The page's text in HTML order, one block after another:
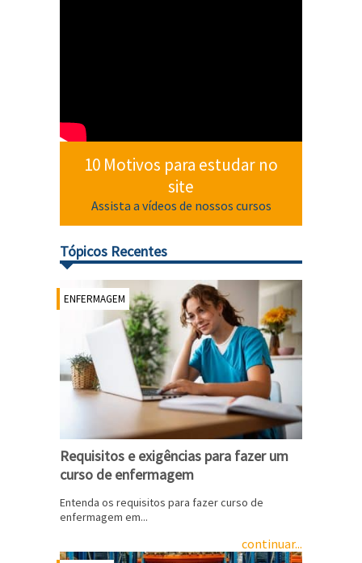
10 Motivos para estudar no
site
Assista a vídeos de nossos cursos
Tópicos Recentes
ENFERMAGEM
Requisitos e exigências para fazer um
curso de enfermagem
Entenda os requisitos para fazer curso de
enfermagem em...
continuar...